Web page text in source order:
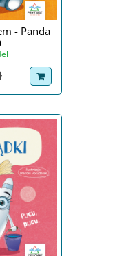
- Panda
dodaj do koszyka